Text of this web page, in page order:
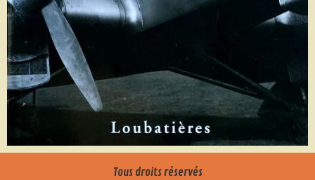
Tous droits réservés